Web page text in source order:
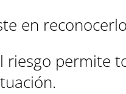
en
riesgo permite